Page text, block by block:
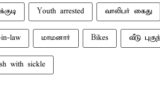
Youth arrested வாலிபர் கைது
law மாமனார் Bikes வீடு
with sickle